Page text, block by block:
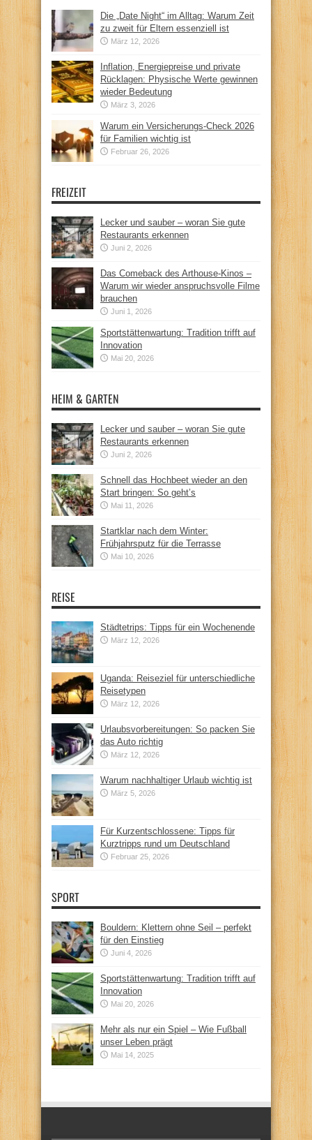
Die „Date Night“ im Alltag: Warum Zeit
zu zweit für Eltern essenziell ist
März 12, 2026
Inflation, Energiepreise und private
Rücklagen: Physische Werte gewinnen
wieder Bedeutung
März 3, 2026
Warum ein Versicherungs-Check 2026
für Familien wichtig ist
Februar 26, 2026
FREIZEIT
Lecker und sauber – woran Sie gute
Restaurants erkennen
Juni 2, 2026
Das Comeback des Arthouse-Kinos –
Warum wir wieder anspruchsvolle Filme
brauchen
Juni 1, 2026
Sportstättenwartung: Tradition trifft auf
Innovation
Mai 20, 2026
HEIM & GARTEN
Lecker und sauber – woran Sie gute
Restaurants erkennen
Juni 2, 2026
Schnell das Hochbeet wieder an den
Start bringen: So geht’s
Mai 11, 2026
Startklar nach dem Winter:
Frühjahrsputz für die Terrasse
Mai 10, 2026
REISE
Städtetrips: Tipps für ein Wochenende
März 12, 2026
Uganda: Reiseziel für unterschiedliche
Reisetypen
März 12, 2026
Urlaubsvorbereitungen: So packen Sie
das Auto richtig
März 12, 2026
Warum nachhaltiger Urlaub wichtig ist
März 5, 2026
Für Kurzentschlossene: Tipps für
Kurztripps rund um Deutschland
Februar 25, 2026
SPORT
Bouldern: Klettern ohne Seil – perfekt
für den Einstieg
Juni 4, 2026
Sportstättenwartung: Tradition trifft auf
Innovation
Mai 20, 2026
Mehr als nur ein Spiel – Wie Fußball
unser Leben prägt
Mai 14, 2025